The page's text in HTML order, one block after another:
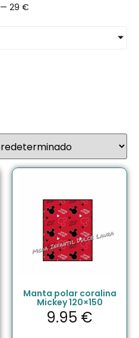
— 29 €
Manta polar coralina
Mickey 120×150
9.95 €